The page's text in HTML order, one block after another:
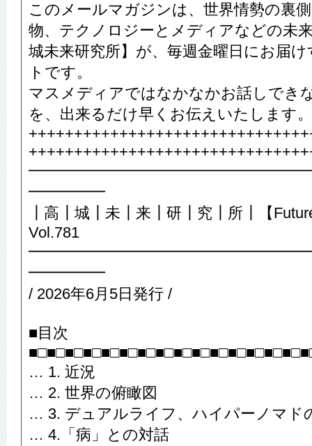
このメールマガジンは、世界情勢の裏
物、テクノロジーとメディアなどの未
城未来研究所】が、毎週金曜日にお届
トです。
マスメディアではなかなかお話しでき
を、出来るだけ早くお伝えいたします。
━━━━━
┃高┃城┃未┃来┃研┃究┃所┃【Future
Vol.781
━━━━━
/ 2026年6月5日発行 /
■目次
… 1. 近況
… 2. 世界の俯瞰図
… 3. デュアルライフ、ハイパーノマド
… 4.「病」との対話